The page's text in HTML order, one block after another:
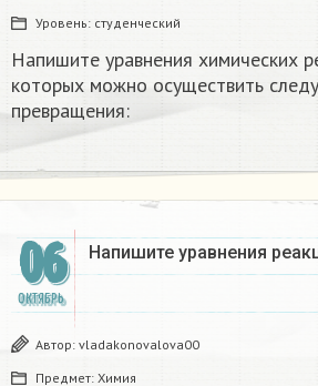
Уровень: студенческий
Напишите уравнения химических
которых можно осуществить
превращения:​
06
ОКТЯБРЬ
Напишите уравнения
Автор: vladakonovalova00
Предмет: Химия